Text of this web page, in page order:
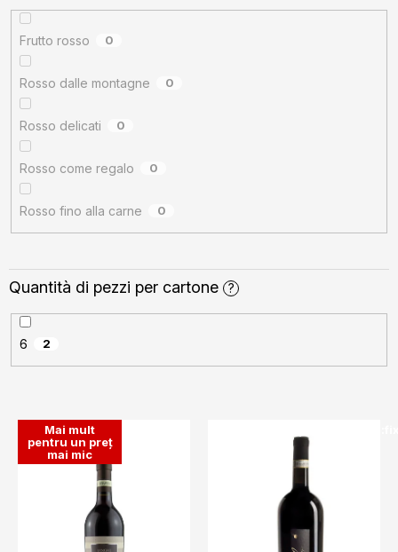
Frutto rosso 0
Rosso dalle montagne 0
Rosso delicati 0
Rosso come regalo 0
Rosso fino alla carne 0
Quantità di pezzi per cartone ?
6 2
L
s
Mai mult
pentru un preț
mai mic